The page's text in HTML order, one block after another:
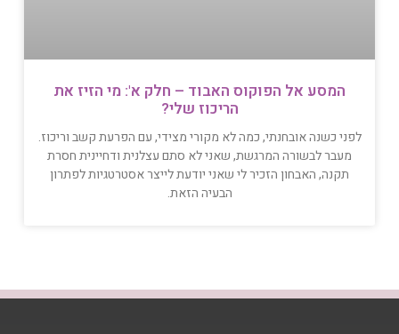
המסע אל הפוקוס האבוד – חלק א': מי הזיז את
הריכוז שלי?
לפני כשנה אובחנתי, כמה לא מקורי מצידי, עם הפרעת קשב וריכוז.
מעבר לבשורה המרגשת, שאני לא סתם עצלנית ודחיינית חסרת
תקנה, האבחון הזכיר לי שאני יודעת לייצר אסטרטגיות לפתרון
הבעיה הזאת.